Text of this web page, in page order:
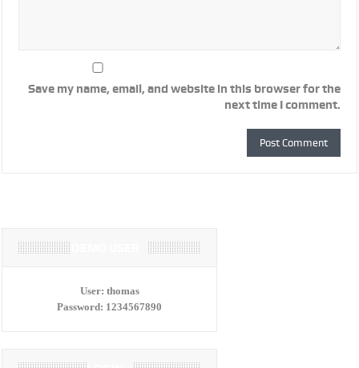
Save my name, email, and website in this browser for the
next time I comment.
User: thomas
Password: 1234567890